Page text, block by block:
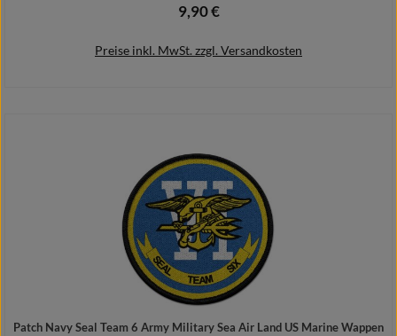
Regulärer Preis:
9,90 €
Preise inkl. MwSt. zzgl. Versandkosten
Patch Navy Seal Team 6 Army Military Sea Air Land US Marine Wappen